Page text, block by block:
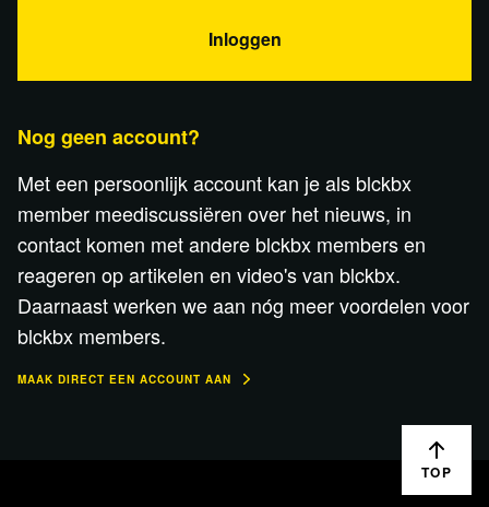
Inloggen
Nog geen account?
Met een persoonlijk account kan je als blckbx
member meediscussiëren over het nieuws, in
contact komen met andere blckbx members en
reageren op artikelen en video's van blckbx.
Daarnaast werken we aan nóg meer voordelen voor
blckbx members.
MAAK DIRECT EEN ACCOUNT AAN
TOP